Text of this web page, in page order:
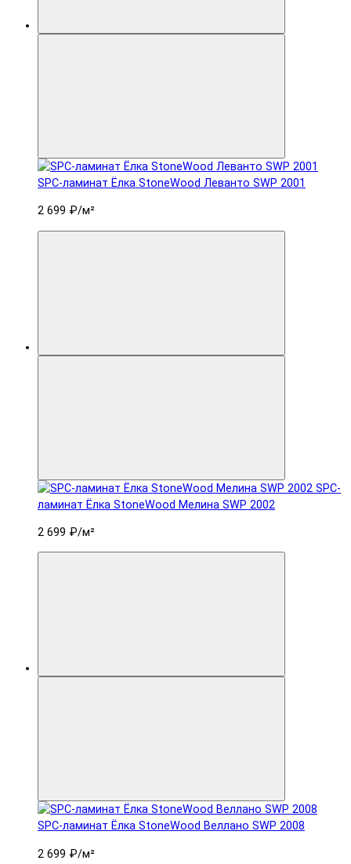
SPC-ламинат Ëлка StoneWood Леванто SWP 2001
2 699 ₽/м²
SPC-
ламинат Ëлка StoneWood Мелина SWP 2002
2 699 ₽/м²
SPC-ламинат Ëлка StoneWood Веллано SWP 2008
2 699 ₽/м²